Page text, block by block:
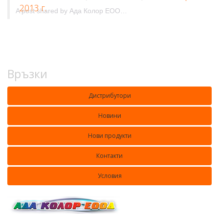
A post shared by Ада Колор ЕООД&Ada Color Ltd.
2013 г.
Връзки
Дистрибутори
Новини
Нови продукти
Контакти
Условия